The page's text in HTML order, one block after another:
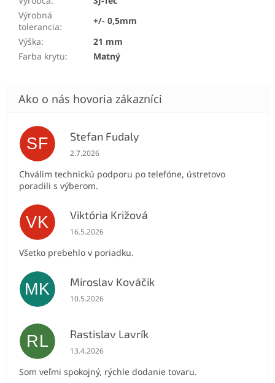
Výrobná
tolerancia:
+/- 0,5mm
Výška:
21 mm
Farba krytu: Matný
SF Stefan Fudaly
Hodnotenie obchodu je 5 z 5 hviezdičiek.
2.7.2026
Chválim technickú podporu po telefóne, ústretovo
poradili s výberom.
VK Viktória Križová
Hodnotenie obchodu je 5 z 5 hviezdičiek.
16.5.2026
Všetko prebehlo v poriadku.
MK Miroslav Kováčik
Hodnotenie obchodu je 5 z 5 hviezdičiek.
10.5.2026
RL Rastislav Lavrík
Hodnotenie obchodu je 5 z 5 hviezdičiek.
13.4.2026
Som veľmi spokojný, rýchle dodanie tovaru.